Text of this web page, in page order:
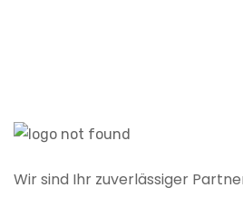
Wir sind Ihr zuverlässiger